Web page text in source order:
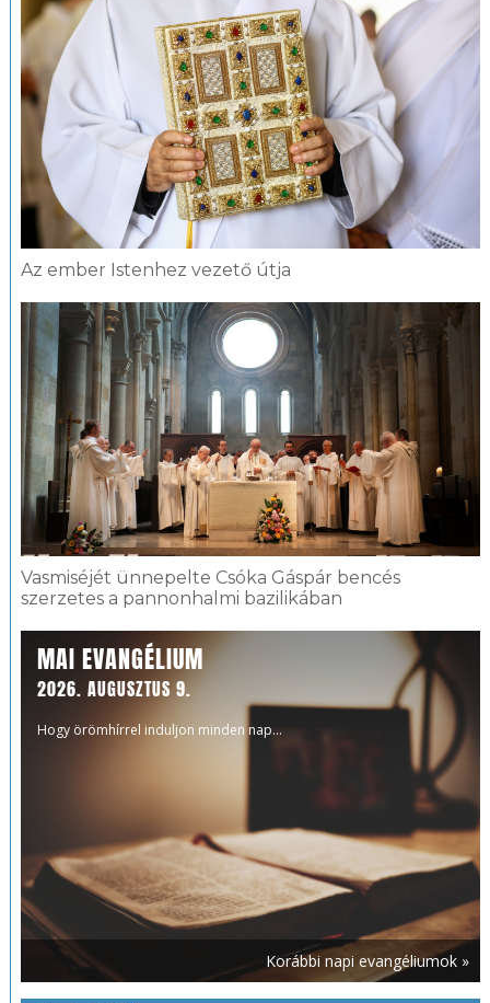
Az ember Istenhez vezető útja
Vasmiséjét ünnepelte Csóka Gáspár bencés
szerzetes a pannonhalmi bazilikában
MAI EVANGÉLIUM
2026. AUGUSZTUS 9.
Hogy örömhírrel induljon minden nap...
Korábbi napi evangéliumok »